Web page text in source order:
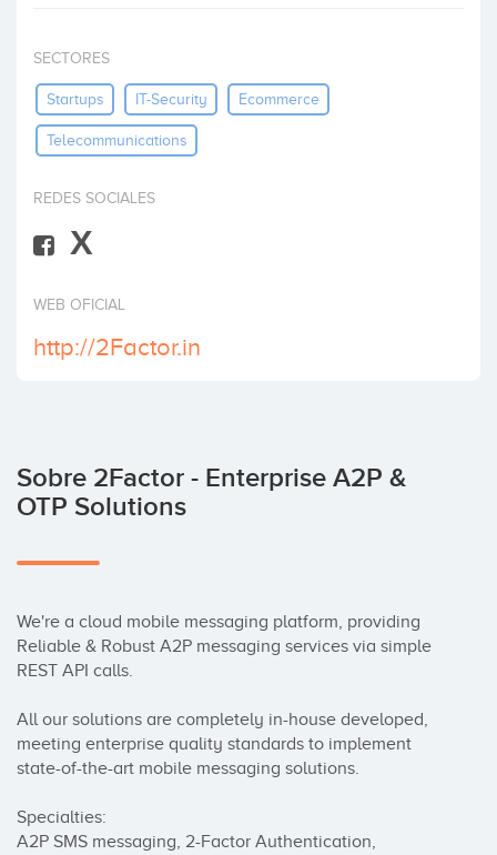
SECTORES
Startups IT-Security Ecommerce
Telecommunications
REDES SOCIALES
X
WEB OFICIAL
http://2Factor.in
Sobre 2Factor - Enterprise A2P &
OTP Solutions
We're a cloud mobile messaging platform, providing
Reliable & Robust A2P messaging services via simple
REST API calls.
All our solutions are completely in-house developed,
meeting enterprise quality standards to implement
state-of-the-art mobile messaging solutions.
Specialties:
A2P SMS messaging, 2-Factor Authentication,